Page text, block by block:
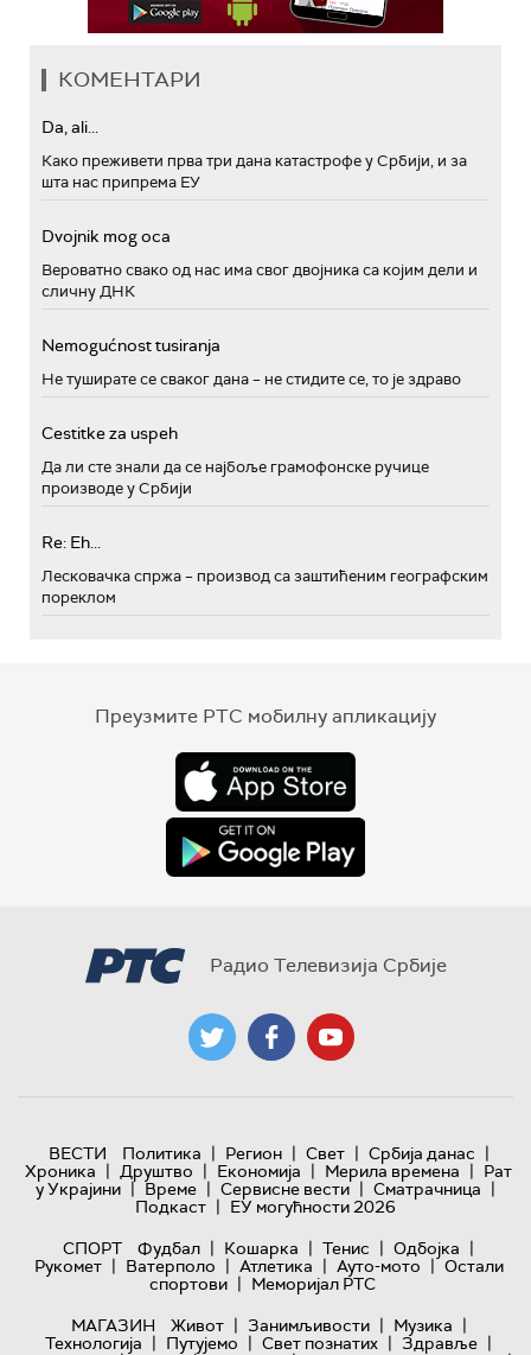
КОМЕНТАРИ
Da, ali...
Како преживети прва три дана катастрофе у Србији, и за
шта нас припрема ЕУ
Dvojnik mog oca
Вероватно свако од нас има свог двојника са којим дели и
сличну ДНК
Nemogućnost tusiranja
Не туширате се сваког дана – не стидите се, то је здраво
Cestitke za uspeh
Да ли сте знали да се најбоље грамофонске ручице
производе у Србији
Re: Eh...
Лесковачка спржа – производ са заштићеним географским
пореклом
Преузмите РТС мобилну апликацију
Радио Телевизија Србије
ВЕСТИ Политика | Регион | Свет | Србија данас |
Хроника | Друштво | Економија | Мерила времена | Рат
у Украјини | Време | Сервисне вести | Сматрачница |
Подкаст | ЕУ могућности 2026
СПОРТ
Фудбал | Кошарка | Тенис | Одбојка |
Рукомет | Ватерполо | Атлетика | Ауто-мото | Остали
спортови | Меморијал РТС
МАГАЗИН
Живот | Занимљивости | Музика |
Технологијa | Путујемо | Свет познатих | Здравље |